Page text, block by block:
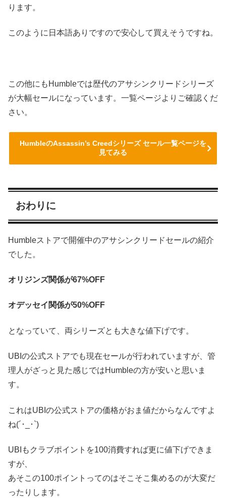
ります。
このように日本語ありですので安心して買えそうですね。
この他にもHumbleでは歴代のアサシンクリードシリーズ
が大幅セールになっています。一覧ページよりご確認くだ
さい。
HumbleのAssassin’s Creedシリーズ セール一覧ページを
見てみる
おわりに
Humbleストアで開催中のアサシンクリードセールの紹介
でした。
オリジンズ関係が67%OFF
オデッセイ関係が50%OFF
となっていて、両シリーズとも大きな値下げです。
UBIの公式ストアでも現在セールが行われていますが、管
理人がざっと見た感じではHumbleの方が安いと思いま
す。
これはUBIの公式ストアの価格がおま値だからなんですよ
ね(´･_･`)
UBIもクラブポイントを100消費すれば更に値下げできま
すが、
あそこの100ポイントってのはそこそこ集めるのが大変だ
ったりします。